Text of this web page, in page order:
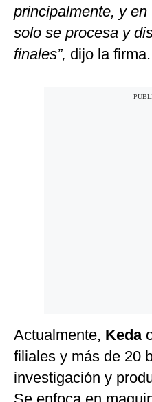
principalmente, y
solo se procesa y
finales”, dijo la firma.
Actualmente, Keda
filiales y más de 20
investigación y